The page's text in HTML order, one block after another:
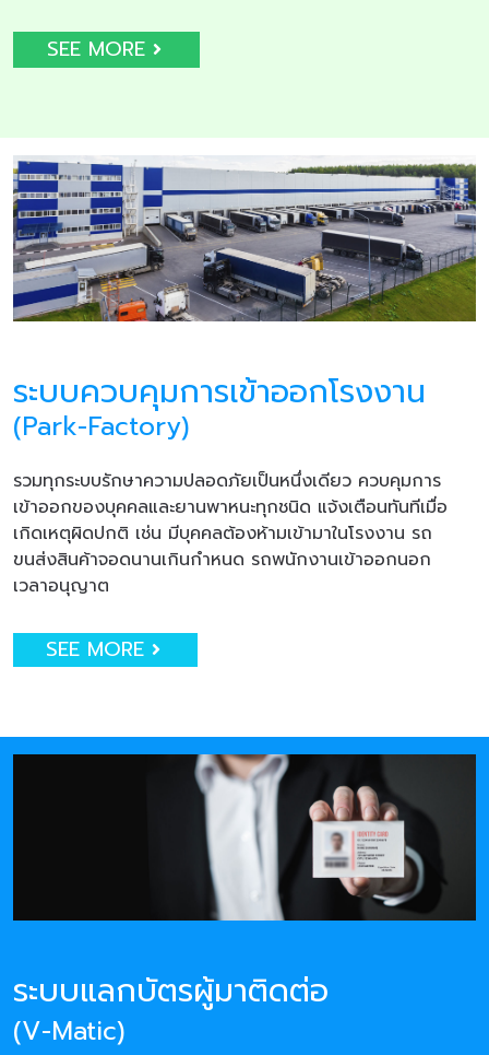
SEE MORE
ระบบควบคุมการเข้าออกโรงงาน
(Park-Factory)
รวมทุกระบบรักษาความปลอดภัยเป็นหนึ่งเดียว ควบคุมการ
เข้าออกของบุคคลและยานพาหนะทุกชนิด แจ้งเตือนทันทีเมื่อ
เกิดเหตุผิดปกติ เช่น มีบุคคลต้องห้ามเข้ามาในโรงงาน รถ
ขนส่งสินค้าจอดนานเกินกำหนด รถพนักงานเข้าออกนอก
เวลาอนุญาต
SEE MORE
ระบบแลกบัตรผู้มาติดต่อ
(V-Matic)